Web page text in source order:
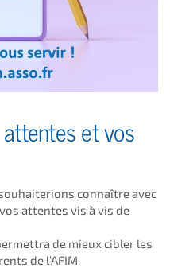
et vos
connaître avec
attentes vis à vis de
de mieux cibler les
de l’AFIM.